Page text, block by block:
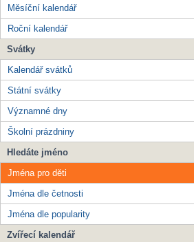
Měsíční kalendář
Roční kalendář
Svátky
Kalendář svátků
Státní svátky
Významné dny
Školní prázdniny
Hledáte jméno
Jména pro děti
Jména dle četnosti
Jména dle popularity
Zvířecí kalendář